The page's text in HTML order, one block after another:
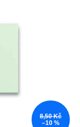
8,50 Kč
–10 %